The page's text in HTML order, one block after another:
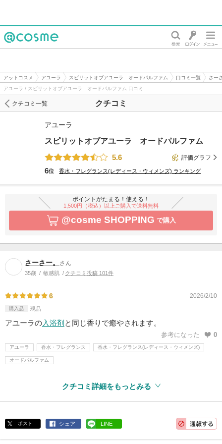
アットコスメ アユーラ スピリットオブアユーラ オードパルファム 口コミ一覧
さー
アユーラ / スピリットオブアユーラ オードパルファム 口コミ
クチコミ
クチコミ一覧
アユーラ
スピリットオブアユーラ オードパルファム
5.6
評価グラフ
6位 香水・フレグランス(レディース・ウィメンズ) ランキング
ポイントがたまる！使える！
1,500円（税込）以上ご購入で送料無料
@cosme SHOPPING で購入
さーさー。 さん
35歳 敏感肌 クチコミ投稿 101件
6 2026/2/10
購入品 現品
アユーラの入浴剤 と同じ香りで癒やされます。
参考になった 0
アユーラ 香水・フレグランス 香水・フレグランス(レディース・ウィメンズ)
オードパルファム
クチコミ詳細をもっとみる
ポスト シェア LINE